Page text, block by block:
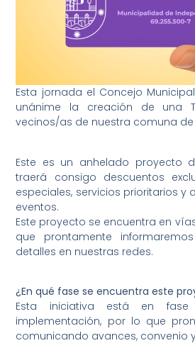
Esta jornada el Concejo
unánime la creación de una
vecinos/as de nuestra comuna
Este es un anhelado proyecto
traerá consigo descuentos
especiales, servicios prioritarios y
eventos.
Este proyecto se encuentra en
que prontamente
detalles en nuestras redes.
¿En qué fase se encuentra este
Esta iniciativa está en
implementación, por lo que
comunicando avances, convenio